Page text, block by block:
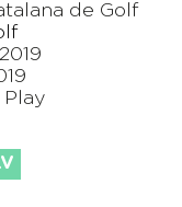
de Golf